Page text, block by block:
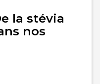
la stévia
nos